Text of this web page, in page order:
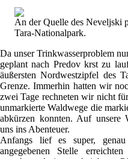
An der Quelle des Neveljski
Tara-Nationalpark.
Da unser Trinkwasserproblem
geplant nach Predov krst zu
äußersten Nordwestzipfel des
Grenze. Immerhin hatten wir
zwei Tage rechneten wir nicht
unmarkierte Waldwege die
abkürzen konnten. Auf unsere
uns ins Abenteuer.
Anfangs lief es super,
angegebenen Stelle